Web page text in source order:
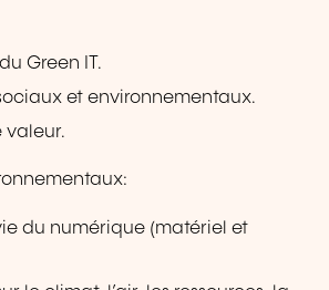
Green IT.
et environnementaux.
valeur.
du numérique (matériel et